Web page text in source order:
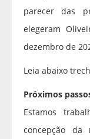
parecer das
elegeram
dezembro de
Leia abaixo
Próximos
Estamos
concepção